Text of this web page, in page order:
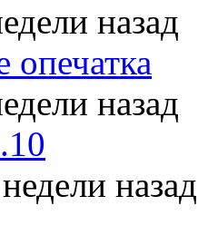
назад
опечатка
назад
назад